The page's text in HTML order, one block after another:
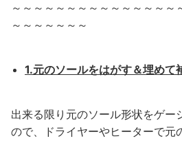
～～～～～～～～～～～～～～～
～～～～～～～
1.元のソールをはがす＆埋めて
出来る限り元のソール形状をゲー
ので、ドライヤーやヒーターで元